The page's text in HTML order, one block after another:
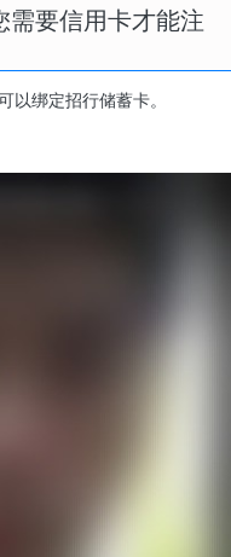
需要信用卡才能注
绑定招行储蓄卡。